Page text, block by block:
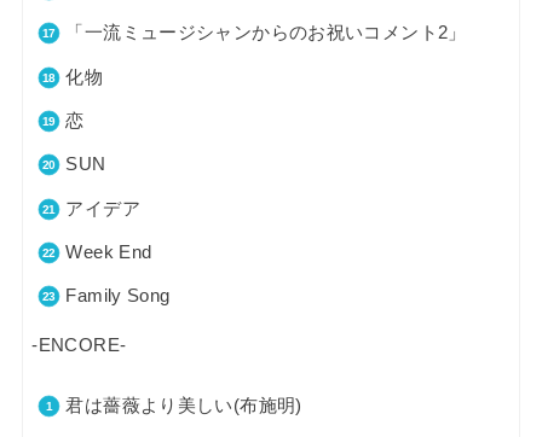
「一流ミュージシャンからのお祝いコメント2」
化物
恋
SUN
アイデア
Week End
Family Song
-ENCORE-
君は薔薇より美しい(布施明)